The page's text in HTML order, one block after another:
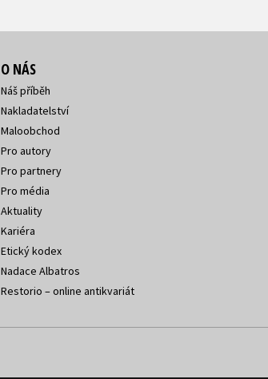
O NÁS
Náš příběh
Nakladatelství
Maloobchod
Pro autory
Pro partnery
Pro média
Aktuality
Kariéra
Etický kodex
Nadace Albatros
Restorio – online antikvariát